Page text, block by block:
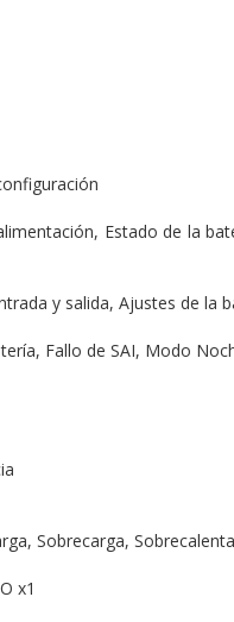
Estado de la
y salida, Ajustes de la
Fallo de SAI, Modo
Sobrecarga,
x1